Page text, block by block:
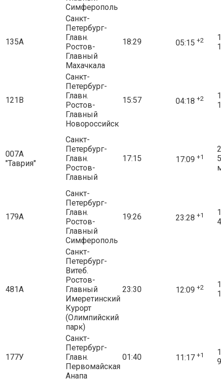
Симферополь
135А
Санкт-
Петербург-
Главн.
Ростов-
Главный
Махачкала
18:29 05:15 +2
121В
Санкт-
Петербург-
Главн.
Ростов-
Главный
Новороссийск
15:57 04:18 +2
007А
"Таврия"
Санкт-
Петербург-
Главн.
Ростов-
Главный
17:15 17:09 +1
179А
Санкт-
Петербург-
Главн.
Ростов-
Главный
Симферополь
19:26 23:28 +1
481А
Санкт-
Петербург-
Витеб.
Ростов-
Главный
Имеретинский
Курорт
(Олимпийский
парк)
23:30 12:09 +2
177У
Санкт-
Петербург-
Главн.
Первомайская
Анапа
01:40 11:17 +1